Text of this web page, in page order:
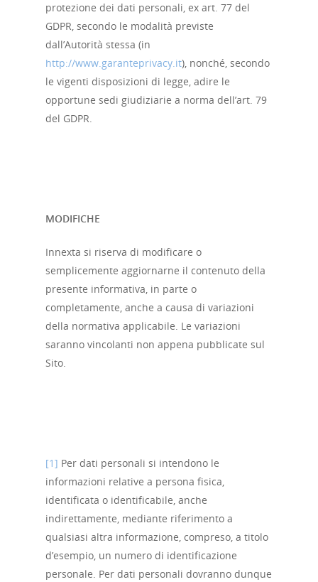
protezione dei dati personali, ex art. 77 del
GDPR, secondo le modalità previste
dall’Autorità stessa (in
http://www.garanteprivacy.it), nonché, secondo
le vigenti disposizioni di legge, adire le
opportune sedi giudiziarie a norma dell’art. 79
del GDPR.
MODIFICHE
Innexta si riserva di modificare o
semplicemente aggiornarne il contenuto della
presente informativa, in parte o
completamente, anche a causa di variazioni
della normativa applicabile. Le variazioni
saranno vincolanti non appena pubblicate sul
Sito.
[1] Per dati personali si intendono le
informazioni relative a persona fisica,
identificata o identificabile, anche
indirettamente, mediante riferimento a
qualsiasi altra informazione, compreso, a titolo
d’esempio, un numero di identificazione
personale. Per dati personali dovranno dunque